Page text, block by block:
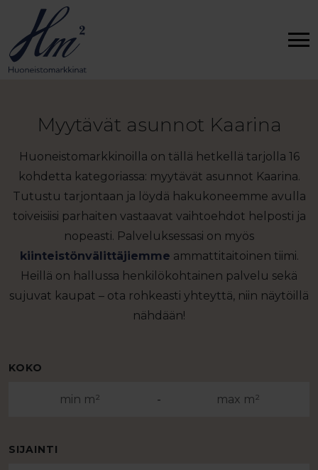
Myytävät asunnot Kaarina
Huoneistomarkkinoilla on tällä hetkellä tarjolla 16
kohdetta kategoriassa: myytävät asunnot Kaarina.
Tutustu tarjontaan ja löydä hakukoneemme avulla
toiveisiisi parhaiten vastaavat vaihtoehdot helposti ja
nopeasti. Palveluksessasi on myös
kiinteistönvälittäjiemme ammattitaitoinen tiimi.
Heillä on hallussa henkilökohtainen palvelu sekä
sujuvat kaupat – ota rohkeasti yhteyttä, niin näytöillä
nähdään!
KOKO
-
SIJAINTI